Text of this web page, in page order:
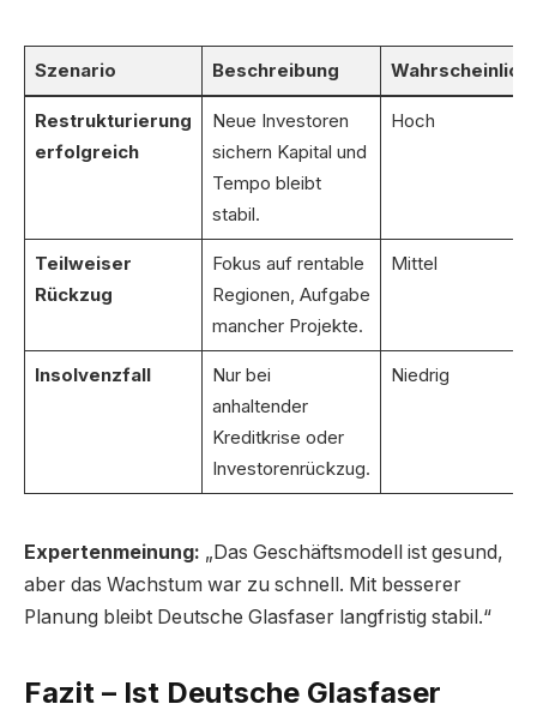
Szenario Beschreibung
Restrukturierung
erfolgreich
Neue Investoren
sichern Kapital und
Tempo bleibt
stabil.
Hoch
Teilweiser
Rückzug
Fokus auf rentable
Regionen, Aufgabe
mancher Projekte.
Mittel
Insolvenzfall
Nur bei
anhaltender
Kreditkrise oder
Investorenrückzug.
Niedrig
Expertenmeinung: „Das Geschäftsmodell ist gesund,
aber das Wachstum war zu schnell. Mit besserer
Planung bleibt Deutsche Glasfaser langfristig stabil.“
Fazit – Ist Deutsche Glasfaser